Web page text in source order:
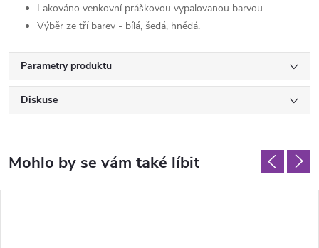
Lakováno venkovní práškovou vypalovanou barvou.
Výběr ze tří barev - bílá, šedá, hnědá.
Parametry produktu
Diskuse